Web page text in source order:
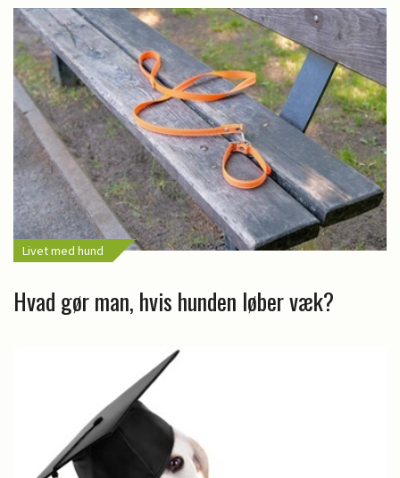
Livet med hund
Hvad gør man, hvis hunden løber væk?